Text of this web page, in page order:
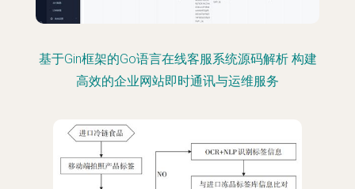
基于Gin框架的Go语言在线客服系统源码解析 构建
高效的企业网站即时通讯与运维服务